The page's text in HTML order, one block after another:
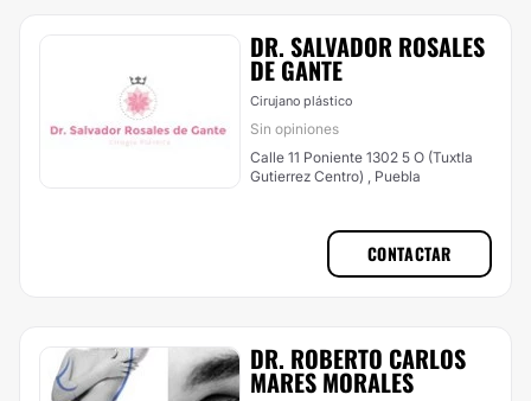
DR. SALVADOR ROSALES
DE GANTE
Cirujano plástico
Sin opiniones
Calle 11 Poniente 1302 5 O (Tuxtla
Gutierrez Centro) , Puebla
CONTACTAR
DR. ROBERTO CARLOS
MARES MORALES